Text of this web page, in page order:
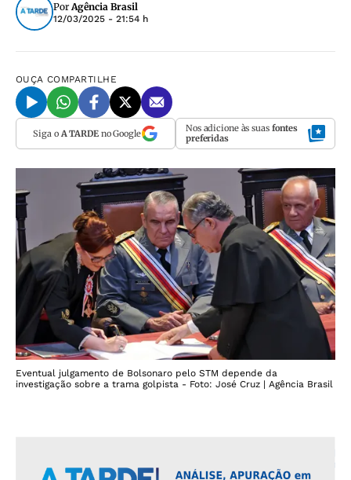
PorAgência Brasil
12/03/2025 - 21:54 h
OUÇA COMPARTILHE
Siga o A TARDEno Google Nos adicione às suas fontes
preferidas
Eventual julgamento de Bolsonaro pelo STM depende da
investigação sobre a trama golpista - Foto: José Cruz | Agência Brasil